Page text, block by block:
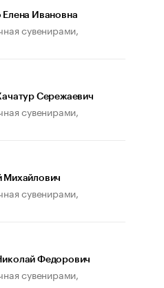
иначе». Как живет глава
Ивановна
сувенирами,
Сережаевич
сувенирами,
сувенирами,
Федорович
сувенирами,